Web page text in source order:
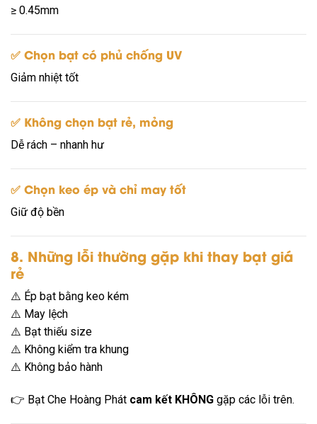
≥ 0.45mm
✅ Chọn bạt có phủ chống UV
Giảm nhiệt tốt
✅ Không chọn bạt rẻ, mỏng
Dễ rách – nhanh hư
✅ Chọn keo ép và chỉ may tốt
Giữ độ bền
8. Những lỗi thường gặp khi thay bạt giá
rẻ
⚠️ Ép bạt bằng keo kém
⚠️ May lệch
⚠️ Bạt thiếu size
⚠️ Không kiểm tra khung
⚠️ Không bảo hành
👉 Bạt Che Hoàng Phát cam kết KHÔNG gặp các lỗi trên.